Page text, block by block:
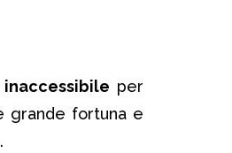
inaccessibile per
grande fortuna e